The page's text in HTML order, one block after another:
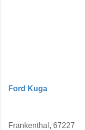
Ford Kuga
Frankenthal, 67227